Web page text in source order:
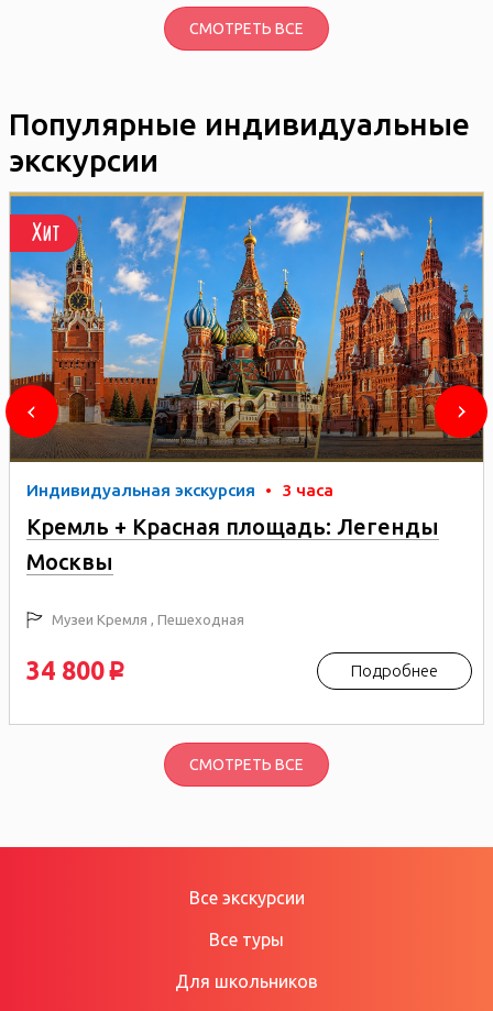
СМОТРЕТЬ ВСЕ
Популярные индивидуальные
экскурсии
Хит
Индивидуальная экскурсия • 3 часа
Кремль + Красная площадь: Легенды
Москвы
Музеи Кремля , Пешеходная
34 800 p Подробнее
СМОТРЕТЬ ВСЕ
Все экскурсии
Все туры
Для школьников